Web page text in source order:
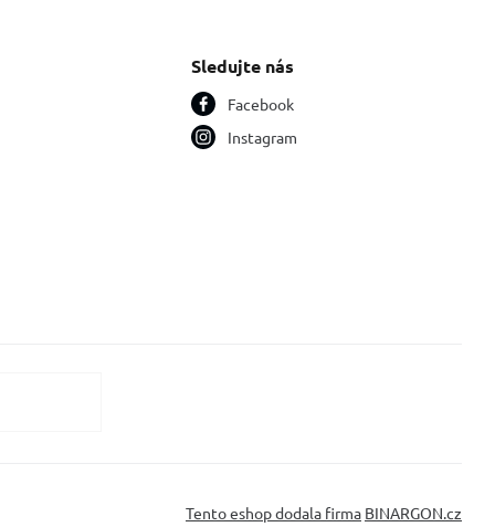
Sledujte nás
Facebook
Instagram
Tento eshop dodala firma BINARGON.cz